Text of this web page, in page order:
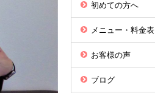
初めての方へ
メニュー・料金表
お客様の声
ブログ